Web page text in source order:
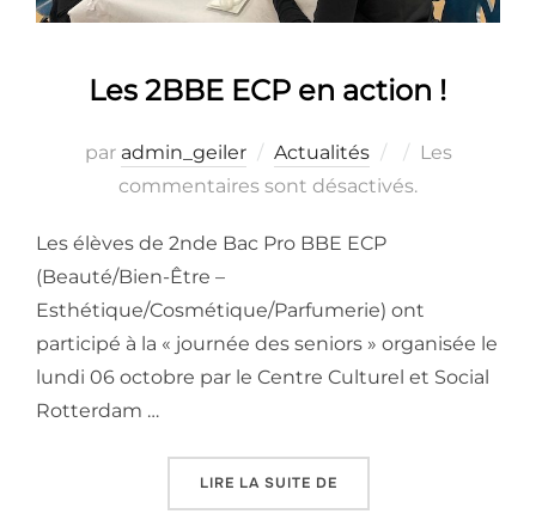
Les 2BBE ECP en action !
par admin_geiler Actualités
Publié
le
Les
commentaires sont désactivés.
Les élèves de 2nde Bac Pro BBE ECP
(Beauté/Bien-Être –
Esthétique/Cosmétique/Parfumerie) ont
participé à la « journée des seniors » organisée le
lundi 06 octobre par le Centre Culturel et Social
Rotterdam …
LIRE LA SUITE DE« LES 2BBE ECP EN